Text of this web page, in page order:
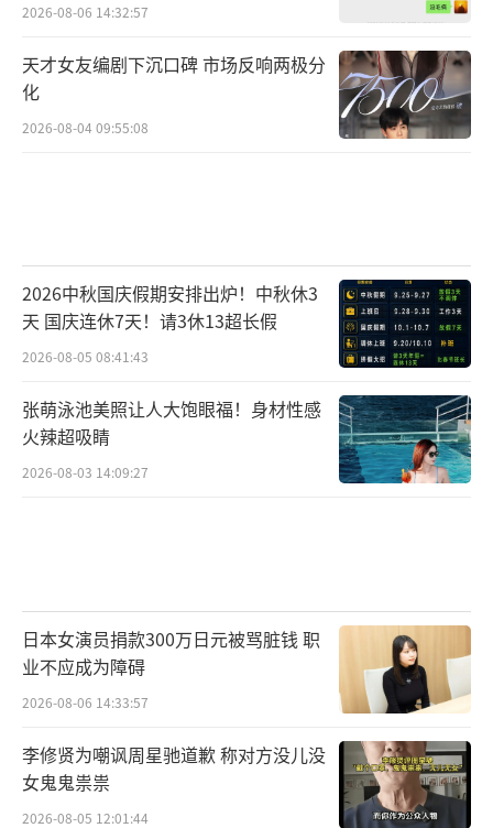
2026-08-06 14:32:57
天才女友编剧下沉口碑 市场反响两极分
化
2026-08-04 09:55:08
2026中秋国庆假期安排出炉！中秋休3
天 国庆连休7天！请3休13超长假
2026-08-05 08:41:43
张萌泳池美照让人大饱眼福！身材性感
火辣超吸睛
2026-08-03 14:09:27
日本女演员捐款300万日元被骂脏钱 职
业不应成为障碍
2026-08-06 14:33:57
李修贤为嘲讽周星驰道歉 称对方没儿没
女鬼鬼祟祟
2026-08-05 12:01:44